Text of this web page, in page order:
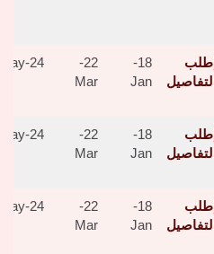
إطلب
التفاصيل
18-
Jan
22-
Mar
24-May
إطلب
التفاصيل
18-
Jan
22-
Mar
24-May
إطلب
التفاصيل
18-
Jan
22-
Mar
24-May